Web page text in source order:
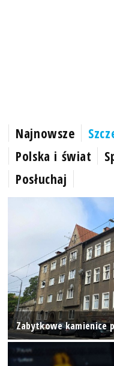
Najnowsze
Polska i świat
Posłuchaj
Zabytkowe kamienice